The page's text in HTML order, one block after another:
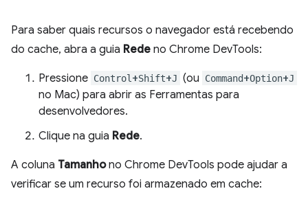
Para saber quais recursos o navegador está recebendo
do cache, abra a guia Rede no Chrome DevTools:
Pressione Control +Shift+J (ou Command+Option+J
no Mac) para abrir as Ferramentas para
desenvolvedores.
Clique na guia Rede.
A coluna Tamanhono Chrome DevTools pode ajudar a
verificar se um recurso foi armazenado em cache: